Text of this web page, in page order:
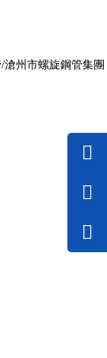
州市螺旋鋼管集團